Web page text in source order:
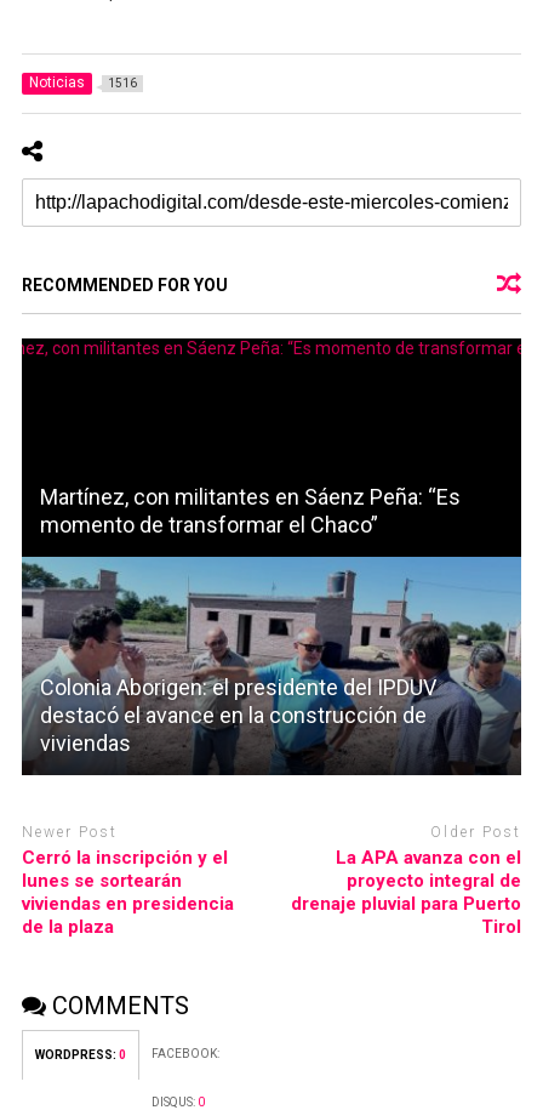
Noticias 1516
RECOMMENDED FOR YOU
Martínez, con militantes en Sáenz Peña: “Es
momento de transformar el Chaco”
Colonia Aborigen: el presidente del IPDUV
destacó el avance en la construcción de
viviendas
Newer Post
Cerró la inscripción y el
lunes se sortearán
viviendas en presidencia
de la plaza
Older Post
La APA avanza con el
proyecto integral de
drenaje pluvial para Puerto
Tirol
COMMENTS
WORDPRESS: 0 FACEBOOK:
DISQUS: 0